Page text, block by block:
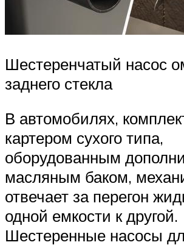
Шестеренчатый насос
заднего стекла
В автомобилях,
картером сухого типа,
оборудованным
масляным баком,
отвечает за перегон
одной емкости к другой.
Шестеренные насосы